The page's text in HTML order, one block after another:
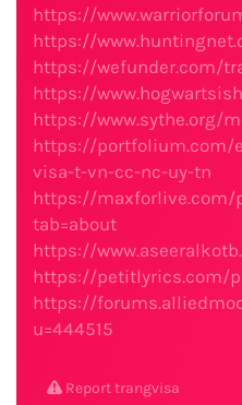
https://
https://
https://wefunder.com/
https://
https://www.sythe.org/
https://portfolium.com/
visa-t-vn-cc-nc-uy-tn
https://
tab=about
https://
https://petitlyrics.com/
https://
u=444515
Report trangvisa